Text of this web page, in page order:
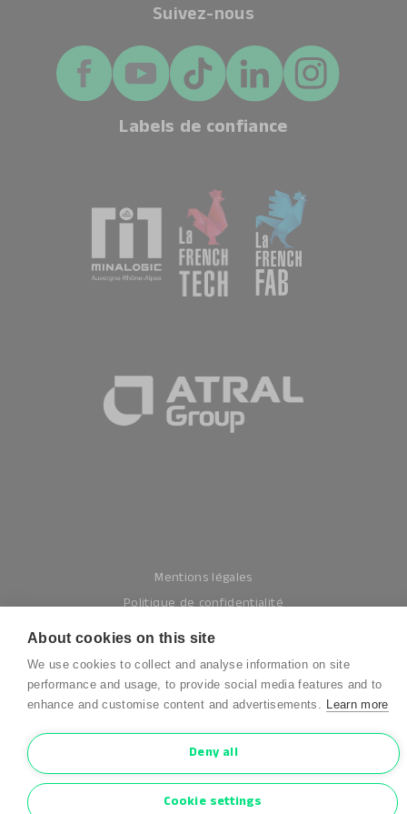
Suivez-nous
Labels de confiance
Mentions légales
Politique de confidentialité
Conditions générales
Cookies
Conditions générales d’utilisation
About cookies on this site
We use cookies to collect and analyse information on site
performance and usage, to provide social media features and to
enhance and customise content and advertisements. Learn more
Deny all
Cookie settings